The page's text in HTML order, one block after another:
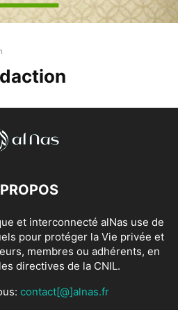
et interconnecté alNas use de
pour protéger la Vie privée et
membres ou adhérents, en
directives de la CNIL.
contact[@]alnas.fr